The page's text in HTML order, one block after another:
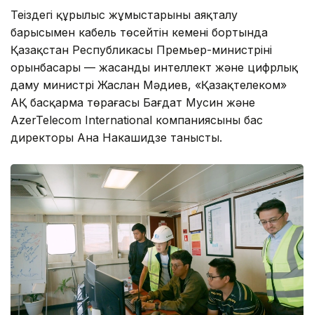
Теңіздегі құрылыс жұмыстарының аяқталу
барысымен кабель төсейтін кеменің бортында
Қазақстан Республикасы Премьер-министрінің
орынбасары — жасанды интеллект және цифрлық
даму министрі Жаслан Мәдиев, «Қазақтелеком»
АҚ басқарма төрағасы Бағдат Мусин және
AzerTelecom International компаниясының бас
директоры Ана Накашидзе танысты.